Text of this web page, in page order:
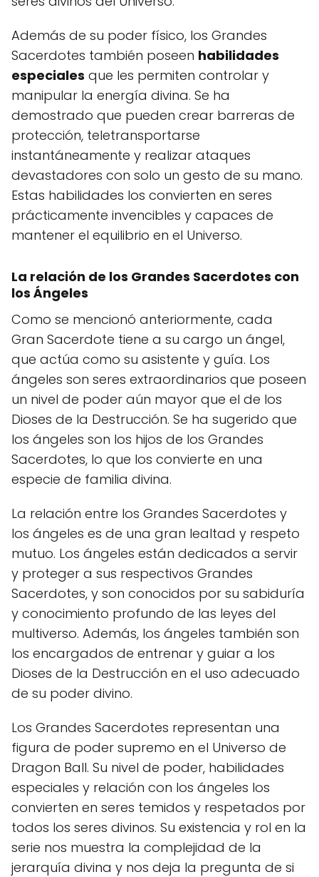
Además de su poder físico, los Grandes
Sacerdotes también poseen habilidades
especiales que les permiten controlar y
manipular la energía divina. Se ha
demostrado que pueden crear barreras de
protección, teletransportarse
instantáneamente y realizar ataques
devastadores con solo un gesto de su mano.
Estas habilidades los convierten en seres
prácticamente invencibles y capaces de
mantener el equilibrio en el Universo.
La relación de los Grandes Sacerdotes con
los Ángeles
Como se mencionó anteriormente, cada
Gran Sacerdote tiene a su cargo un ángel,
que actúa como su asistente y guía. Los
ángeles son seres extraordinarios que poseen
un nivel de poder aún mayor que el de los
Dioses de la Destrucción. Se ha sugerido que
los ángeles son los hijos de los Grandes
Sacerdotes, lo que los convierte en una
especie de familia divina.
La relación entre los Grandes Sacerdotes y
los ángeles es de una gran lealtad y respeto
mutuo. Los ángeles están dedicados a servir
y proteger a sus respectivos Grandes
Sacerdotes, y son conocidos por su sabiduría
y conocimiento profundo de las leyes del
multiverso. Además, los ángeles también son
los encargados de entrenar y guiar a los
Dioses de la Destrucción en el uso adecuado
de su poder divino.
Los Grandes Sacerdotes representan una
figura de poder supremo en el Universo de
Dragon Ball. Su nivel de poder, habilidades
especiales y relación con los ángeles los
convierten en seres temidos y respetados por
todos los seres divinos. Su existencia y rol en la
serie nos muestra la complejidad de la
jerarquía divina y nos deja la pregunta de si